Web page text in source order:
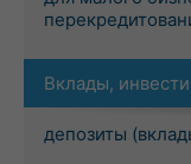
Вклады,
депозиты